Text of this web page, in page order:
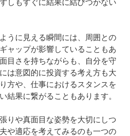
しもすぐに結果に結びつかない
うに見える瞬間には、周囲との
ャップが影響していることもあ
目さを持ちながらも、自分を守
は意図的に投資する考え方も大
方や、仕事におけるスタンスを
結果に繋がることもあります。
りや真面目な姿勢を大切にしつ
や適応を考えてみるのも一つの